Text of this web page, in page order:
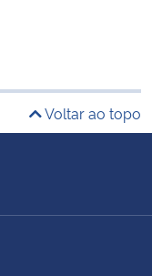
Voltar ao topo